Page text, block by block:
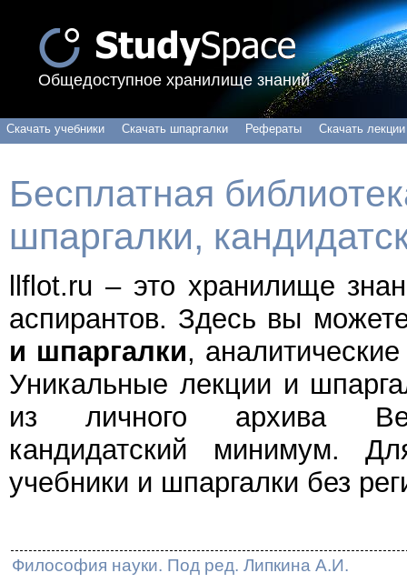
Общедоступное хранилище знаний
Скачать учебники Скачать шпаргалки Рефераты Скачать лекции
Бесплатная
шпаргалки,
llflot.ru – это хранилище
аспирантов. Здесь вы
и шпаргалки,
Уникальные лекции и
из личного архива
кандидатский минимум.
учебники и шпаргалки без
Философия науки. Под ред. Липкина А.И.